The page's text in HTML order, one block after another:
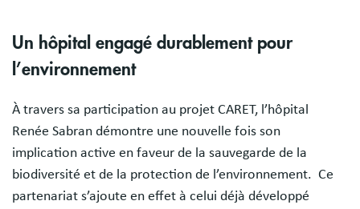
Un hôpital engagé durablement pour
l’environnement
À travers sa participation au projet CARET, l’hôpital
Renée Sabran démontre une nouvelle fois son
implication active en faveur de la sauvegarde de la
biodiversité et de la protection de l’environnement. Ce
partenariat s’ajoute en effet à celui déjà développé